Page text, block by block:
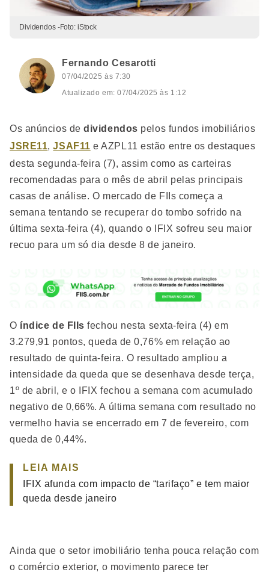
Dividendos -Foto: iStock
Fernando Cesarotti
07/04/2025 às 7:30
Atualizado em: 07/04/2025 às 1:12
Os anúncios dedividendos pelos fundos imobiliários
JSRE11,JSAF11 e AZPL11 estão entre os destaques
desta segunda-feira (7), assim como as carteiras
recomendadas para o mês de abril pelas principais
casas de análise. O mercado de FIIs começa a
semana tentando se recuperar do tombo sofrido na
última sexta-feira (4), quando o IFIX sofreu seu maior
recuo para um só dia desde 8 de janeiro.
O índice de FIIs fechou nesta sexta-feira (4) em
3.279,91 pontos, queda de 0,76% em relação ao
resultado de quinta-feira. O resultado ampliou a
intensidade da queda que se desenhava desde terça,
1º de abril, e o IFIX fechou a semana com acumulado
negativo de 0,66%. A última semana com resultado no
vermelho havia se encerrado em 7 de fevereiro, com
queda de 0,44%.
LEIA MAIS
IFIX afunda com impacto de “tarifaço” e tem maior
queda desde janeiro
Ainda que o setor imobiliário tenha pouca relação com
o comércio exterior, o movimento parece ter